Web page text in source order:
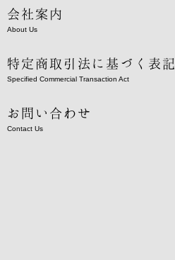
会社案内
About Us
特定商取引法に基づく表記
Specified Commercial Transaction Act
お問い合わせ
Contact Us